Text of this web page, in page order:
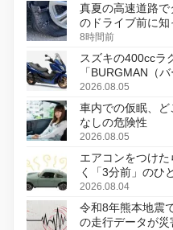
真夏の高速道路
のドライブ前に
8時間前
スズキの400ccラ
「BURGMAN（
変更し、8月18日
2026.08.05
車内での仮眠、
なしの危険性
2026.08.05
エアコンをつけ
く「3分前」のひ
2026.08.04
令和8年熊本地震
の走行データが災